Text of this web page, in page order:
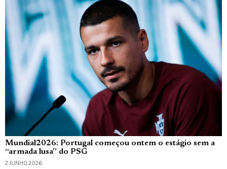
Mundial2026: Portugal começou ontem o estágio sem a
“armada lusa” do PSG
2 JUNHO, 2026